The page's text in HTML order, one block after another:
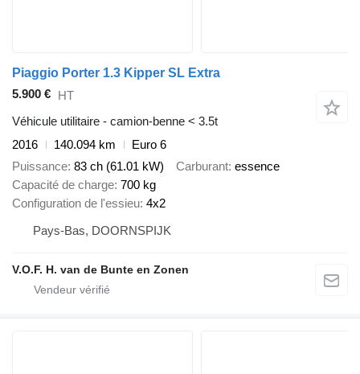
Piaggio Porter 1.3 Kipper SL Extra
5.900 € HT
Véhicule utilitaire - camion-benne < 3.5t
2016
140.094 km
Euro 6
Puissance 83 ch (61.01 kW) Carburant essence
Capacité de charge 700 kg
Configuration de l'essieu 4x2
Pays-Bas, DOORNSPIJK
V.O.F. H. van de Bunte en Zonen